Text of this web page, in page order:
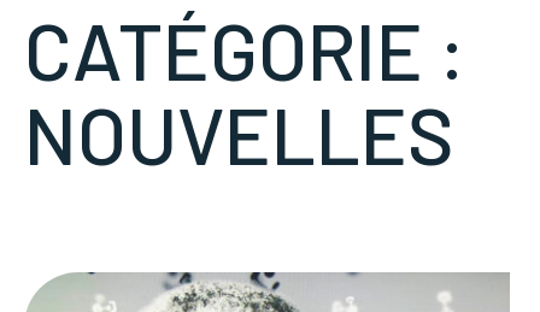
CATÉGORIE :
NOUVELLES